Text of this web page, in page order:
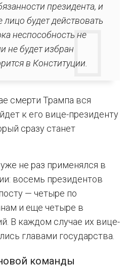
президента, и
будет действовать
неспособность не
не будет избран
в Конституции.
смерти Трампа вся
к его вице-президенту
сразу станет
не раз применялся в
восемь президентов
— четыре по
и еще четыре в
В каждом случае их вице-
главами государства.
команды